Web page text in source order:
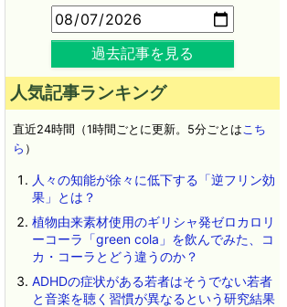
過去記事を見る
人気記事ランキング
直近24時間（1時間ごとに更新。5分ごとはこち
ら ）
人々の知能が徐々に低下する「逆フリン効
果」とは？
植物由来素材使用のギリシャ発ゼロカロリ
ーコーラ「green cola」を飲んでみた、コ
カ・コーラとどう違うのか？
ADHDの症状がある若者はそうでない若者
と音楽を聴く習慣が異なるという研究結果